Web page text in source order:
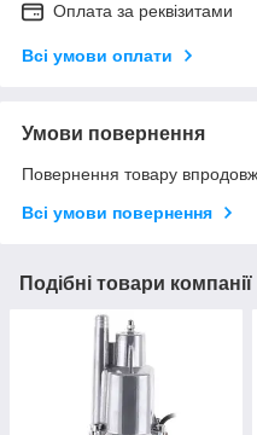
Оплата за реквізитами
Всі умови оплати
Умови повернення
Повернення товару
Всі умови повернення
Подібні товари компанії